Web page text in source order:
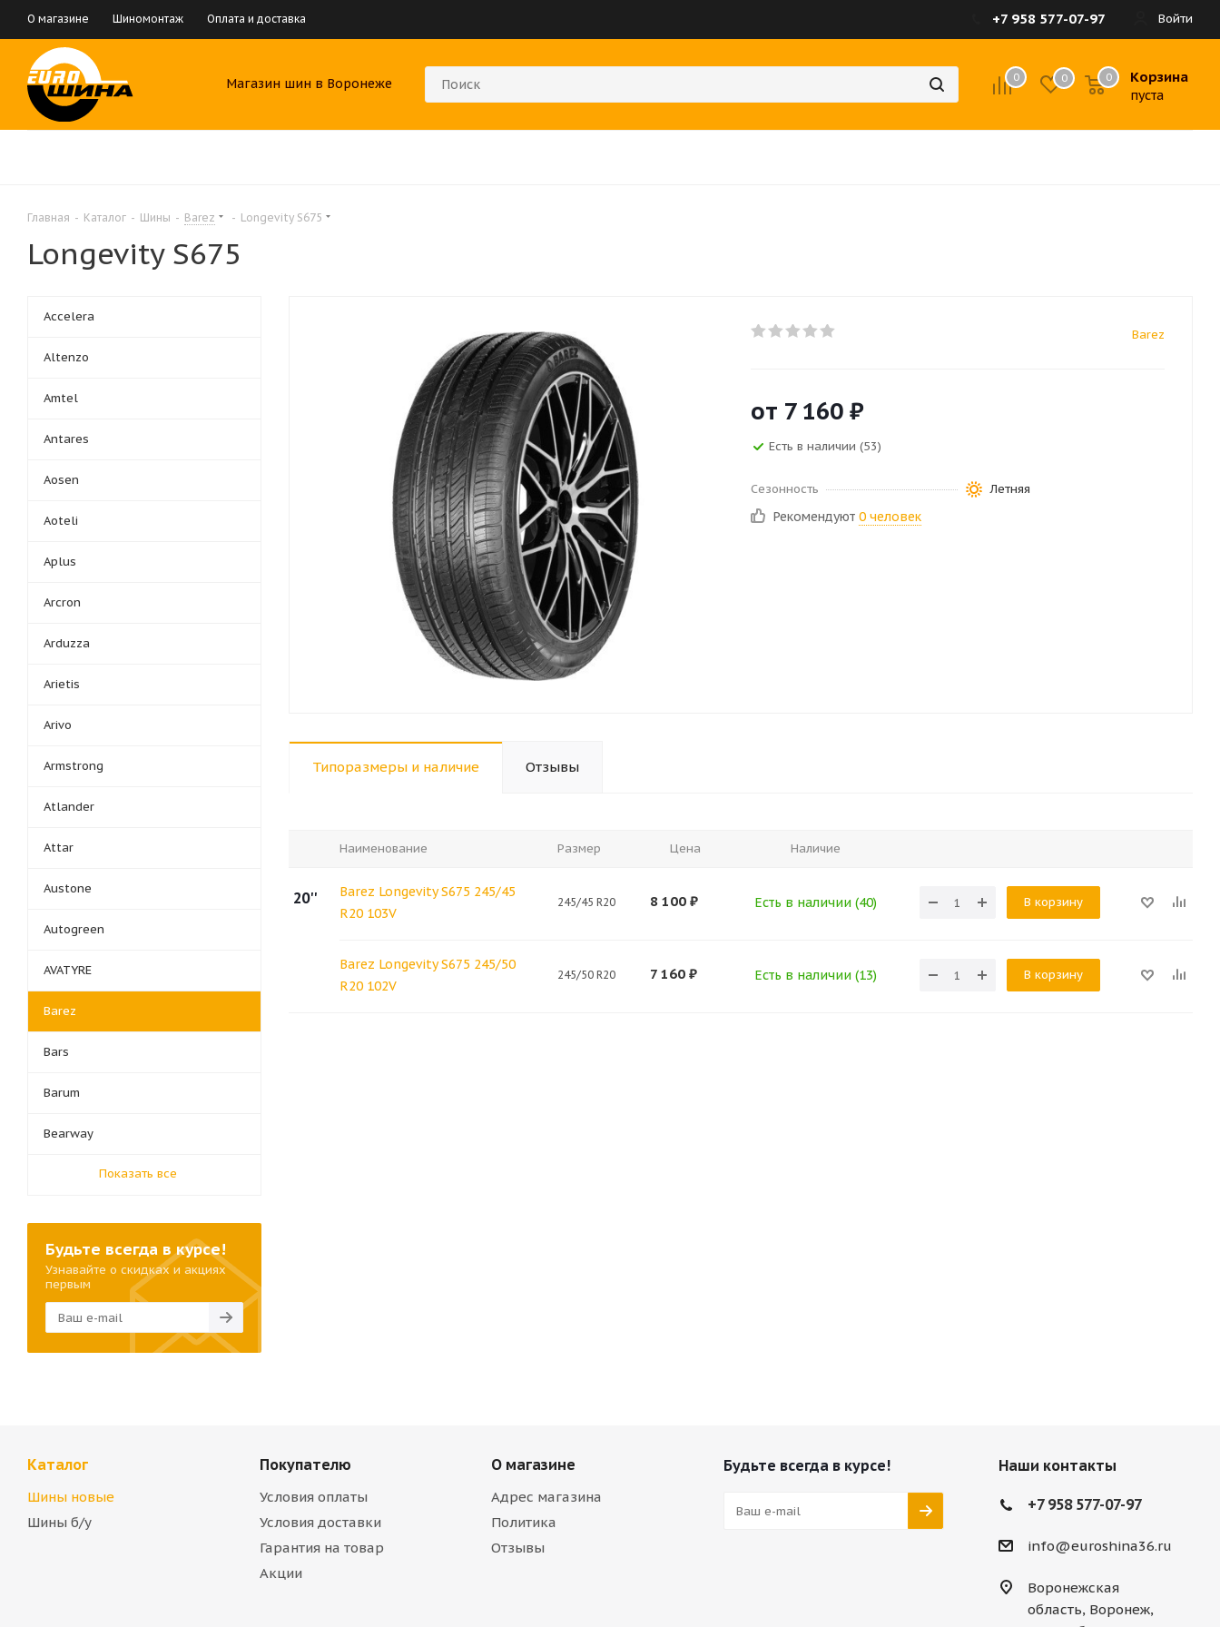
О магазине Шиномонтаж Оплата и доставка Войти
+7 958 577-07-97
Магазин шин в Воронеже 0 0 Корзина
пуста
0
Главная - Каталог - Шины - Barez - Longevity S675
Longevity S675
Barez
от 7 160 ₽
Есть в наличии (53)
Сезонность Летняя
Рекомендуют 0 человек
Типоразмеры и наличие Отзывы
Наименование Размер Цена Наличие
20''
Barez Longevity S675 245/45
R20 103V
245/45 R20 8 100 ₽ Есть в наличии (40) В корзину
Barez Longevity S675 245/50
R20 102V
245/50 R20 7 160 ₽ Есть в наличии (13) В корзину
Accelera
Altenzo
Amtel
Antares
Aosen
Aoteli
Aplus
Arcron
Arduzza
Arietis
Arivo
Armstrong
Atlander
Attar
Austone
Autogreen
AVATYRE
Barez
Bars
Barum
Bearway
Показать все
Будьте всегда в курсе!
Узнавайте о скидках и акциях
первым
Каталог
Шины новые
Шины б/у
Покупателю
Условия оплаты
Условия доставки
Гарантия на товар
Акции
О магазине
Адрес магазина
Политика
Отзывы
Будьте всегда в курсе! Наши контакты
+7 958 577-07-97
info@euroshina36.ru
Воронежская
область, Воронеж,